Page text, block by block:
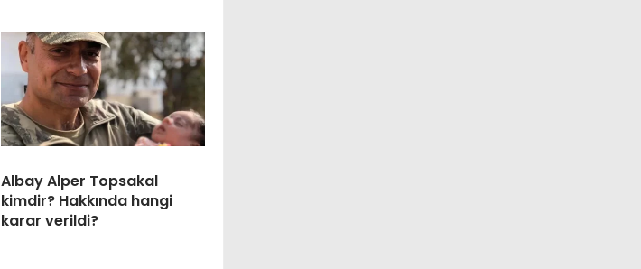
Albay Alper Topsakal
kimdir? Hakkında hangi
karar verildi?